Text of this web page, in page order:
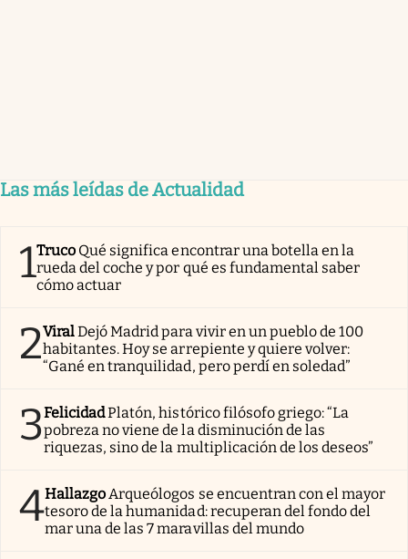
Las más leídas de Actualidad
1Truco Qué significa encontrar una botella en la
rueda del coche y por qué es fundamental saber
cómo actuar
2ViralDejó Madrid para vivir en un pueblo de 100
habitantes. Hoy se arrepiente y quiere volver:
“Gané en tranquilidad, pero perdí en soledad”
3FelicidadPlatón, histórico filósofo griego: “La
pobreza no viene de la disminución de las
riquezas, sino de la multiplicación de los deseos”
4Hallazgo Arqueólogos se encuentran con el mayor
tesoro de la humanidad: recuperan del fondo del
mar una de las 7 maravillas del mundo